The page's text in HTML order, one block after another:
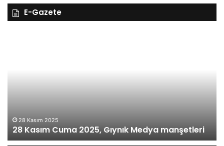
E-Gazete
manşetleri
manşetleri